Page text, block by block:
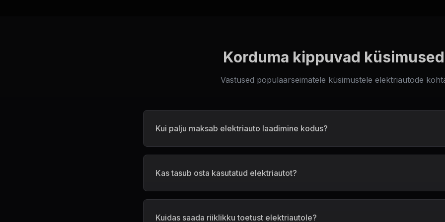
Korduma kippuvad küsimused
Vastused populaarseimatele küsimustele elektriautode
Kui palju maksab elektriauto laadimine kodus?
Kas tasub osta kasutatud elektriautot?
Kuidas saada riiklikku toetust elektriautole?